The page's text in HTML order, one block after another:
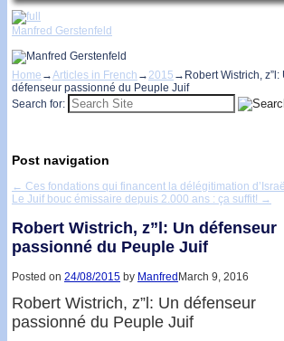
Manfred Gerstenfeld
Home →Articles in French →2015 → Robert Wistrich, z”l:
défenseur passionné du Peuple Juif
Search for:
Post navigation
← Ces fondations qui financent la délégitimation d’Israël
Le Juif bouc émissaire depuis 2.000 ans : ça suffit! →
Robert Wistrich, z”l: Un défenseur
passionné du Peuple Juif
Posted on 24/08/2015 by Manfred March 9, 2016
Robert Wistrich, z”l: Un défenseur
passionné du Peuple Juif